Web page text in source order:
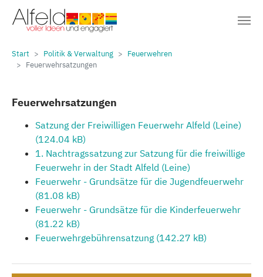
Zum Hauptinhalt springen
Start Politik & Verwaltung
Feuerwehren
Feuerwehrsatzungen
Feuerwehrsatzungen
Satzung der Freiwilligen Feuerwehr Alfeld (Leine)
(124.04 kB)
1. Nachtragssatzung zur Satzung für die freiwillige
Feuerwehr in der Stadt Alfeld (Leine)
Feuerwehr - Grundsätze für die Jugendfeuerwehr
(81.08 kB)
Feuerwehr - Grundsätze für die Kinderfeuerwehr
(81.22 kB)
Feuerwehrgebührensatzung (142.27 kB)